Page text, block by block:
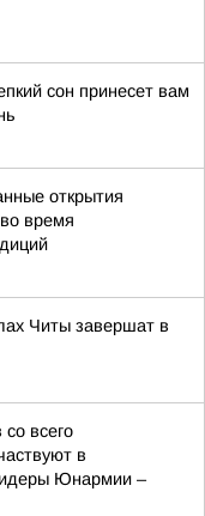
сон принесет вам
открытия
время
Читы завершат в
всего
в
Юнармии –